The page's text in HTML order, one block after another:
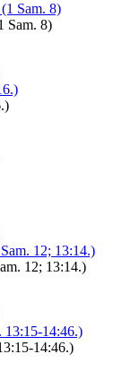
Sam. 8)
Sam. 8)
12; 13:14.)
12; 13:14.)
13:15-14:46.)
14:46.)